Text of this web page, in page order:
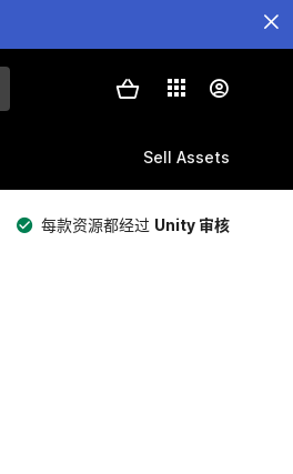
Sell Assets
每款资源都经过 Unity 审核